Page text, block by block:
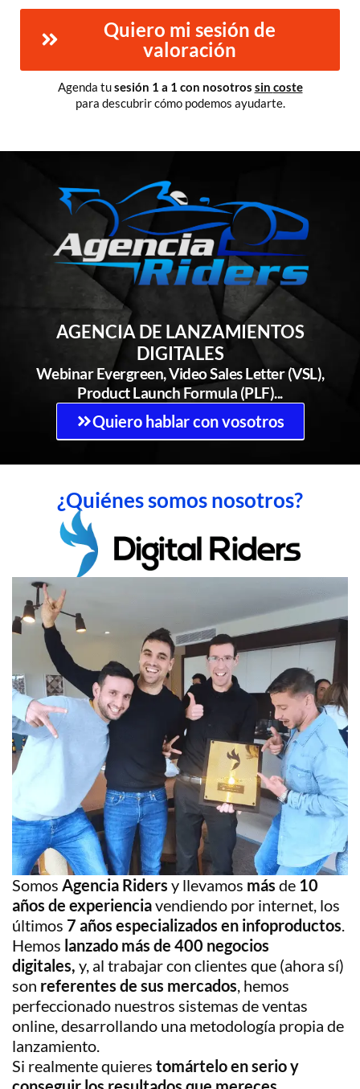
Quiero mi sesión de
valoración
Agenda tusesión 1 a 1 con nosotros sin coste
para descubrir cómo podemos ayudarte.
AGENCIA DE LANZAMIENTOS
DIGITALES
Webinar Evergreen, Video Sales Letter (VSL),
Product Launch Formula (PLF)...
Quiero hablar con vosotros
¿Quiénes somos nosotros?
Somos Agencia Riders y llevamos más de 10
años de experienciavendiendo por internet, los
últimos 7 años especializados en infoproductos
Hemos lanzado más de 400 negocios
digitales, y, al trabajar con clientes que (ahora sí)
son referentes de sus mercados , hemos
perfeccionado nuestros sistemas de ventas
online, desarrollando una metodología propia de
lanzamiento.
Si realmente quieres tomártelo en serio y